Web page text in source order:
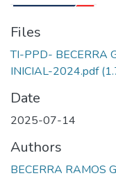
Files
TI-PPD- BECERRA
INICIAL-2024.pdf
Date
2025-07-14
Authors
BECERRA RAMOS